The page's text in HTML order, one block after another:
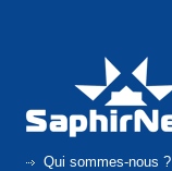
Qui sommes-nous ?